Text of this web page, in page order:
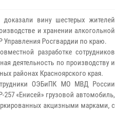
вину шестерых жителей
и хранении алкогольной
Росгвардии по краю.
разработке сотрудников
деятельность по производству и
районах Красноярского края.
ОЭБиПК МО МВД России
«Енисей» грузовой автомобиль,
акцизными марками, с